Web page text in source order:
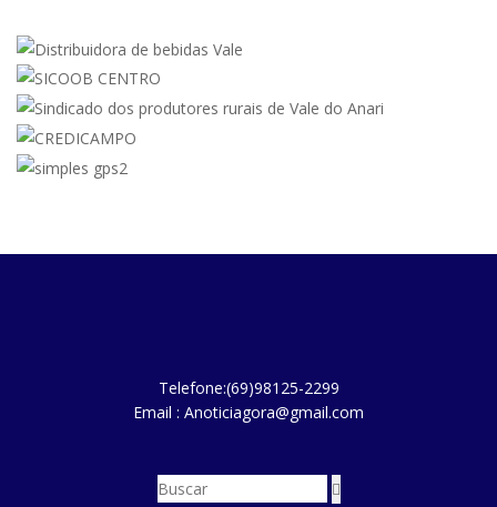
Telefone:(69)98125-2299
Email : Anoticiagora@gmail.com